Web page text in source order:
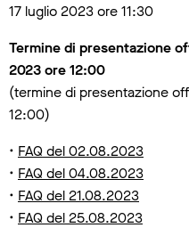
17 luglio 2023 ore 11:30
Termine di presentazione
2023 ore 12:00
(termine di presentazione
12:00)
• FAQ del 02.08.2023
• FAQ del 04.08.2023
• FAQ del 21.08.2023
• FAQ del 25.08.2023